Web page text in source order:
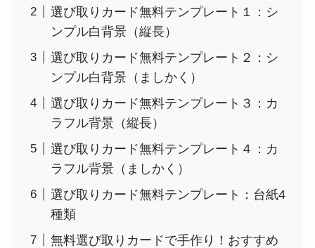
選び取りカード無料テンプレート１：シ
ンプル白背景（縦長）
選び取りカード無料テンプレート２：シ
ンプル白背景（ましかく）
選び取りカード無料テンプレート３：カ
ラフル背景（縦長）
選び取りカード無料テンプレート４：カ
ラフル背景（ましかく）
選び取りカード無料テンプレート：台紙4
種類
無料選び取りカードで手作り！おすすめ